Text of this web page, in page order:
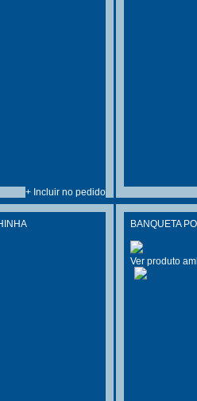
+ Incluir no pedido
BANQUETA
Ver produto